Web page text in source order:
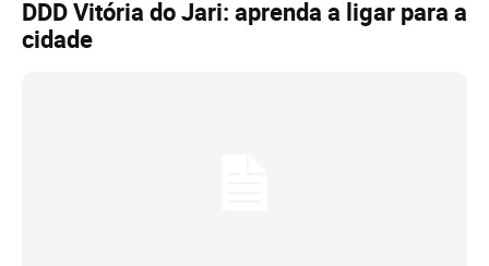
DDD Vitória do Jari: aprenda a ligar para a
cidade